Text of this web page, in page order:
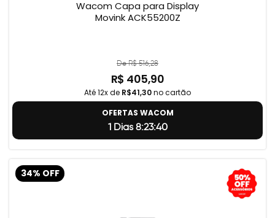
Wacom Capa para Display
Movink ACK55200Z
De R$ 516,28
R$ 405,90
Até 12x de R$41,30no cartão
OFERTAS WACOM
1 Dias 8:23:39
34% OFF